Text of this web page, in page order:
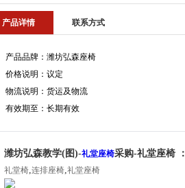
产品详情 联系方式
产品品牌：潍坊弘森座椅
价格说明：议定
物流说明：货运及物流
有效期至：长期有效
潍坊弘森教学(图)-礼堂座椅采购-礼堂座椅 ：
礼堂椅,连排座椅,礼堂座椅